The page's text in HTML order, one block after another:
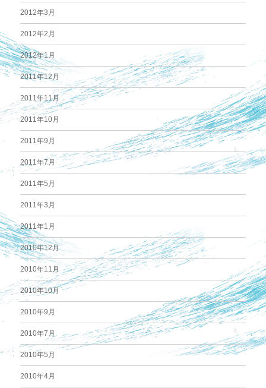
2012年3月
2012年2月
2012年1月
2011年12月
2011年11月
2011年10月
2011年9月
2011年7月
2011年5月
2011年3月
2011年1月
2010年12月
2010年11月
2010年10月
2010年9月
2010年7月
2010年5月
2010年4月